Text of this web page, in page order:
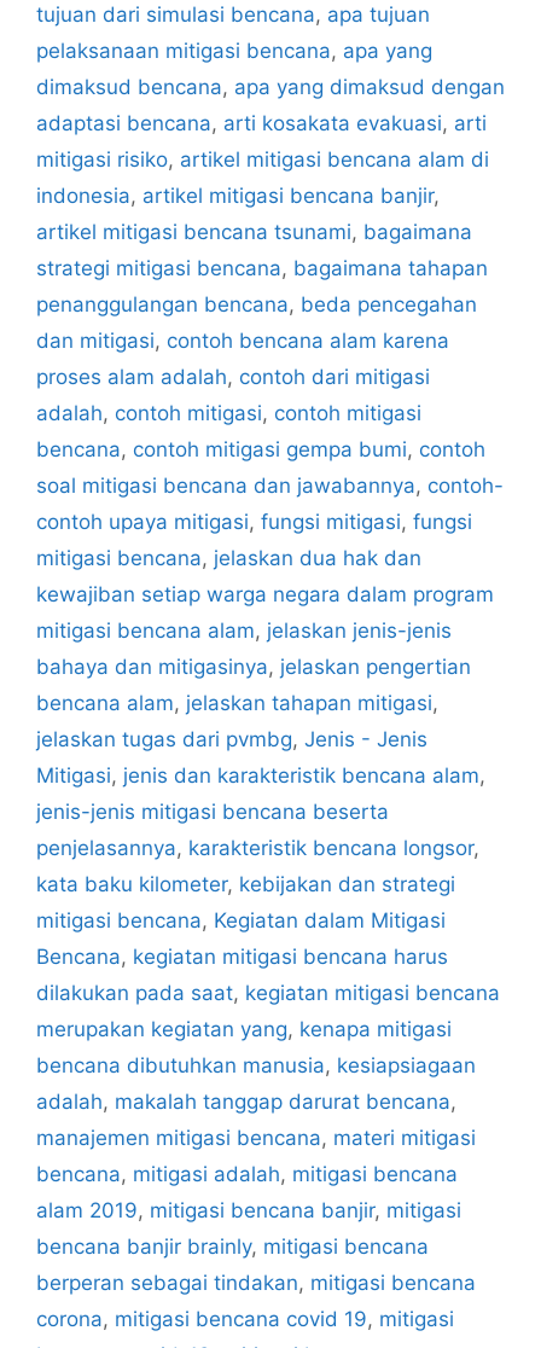
tujuan dari simulasi bencana, apa tujuan
pelaksanaan mitigasi bencana, apa yang
dimaksud bencana, apa yang dimaksud dengan
adaptasi bencana, arti kosakata evakuasi, arti
mitigasi risiko, artikel mitigasi bencana alam di
indonesia, artikel mitigasi bencana banjir,
artikel mitigasi bencana tsunami, bagaimana
strategi mitigasi bencana, bagaimana tahapan
penanggulangan bencana, beda pencegahan
dan mitigasi, contoh bencana alam karena
proses alam adalah, contoh dari mitigasi
adalah, contoh mitigasi, contoh mitigasi
bencana, contoh mitigasi gempa bumi, contoh
soal mitigasi bencana dan jawabannya, contoh-
contoh upaya mitigasi, fungsi mitigasi, fungsi
mitigasi bencana, jelaskan dua hak dan
kewajiban setiap warga negara dalam program
mitigasi bencana alam, jelaskan jenis-jenis
bahaya dan mitigasinya, jelaskan pengertian
bencana alam, jelaskan tahapan mitigasi,
jelaskan tugas dari pvmbg, Jenis - Jenis
Mitigasi, jenis dan karakteristik bencana alam,
jenis-jenis mitigasi bencana beserta
penjelasannya, karakteristik bencana longsor,
kata baku kilometer, kebijakan dan strategi
mitigasi bencana, Kegiatan dalam Mitigasi
Bencana, kegiatan mitigasi bencana harus
dilakukan pada saat, kegiatan mitigasi bencana
merupakan kegiatan yang, kenapa mitigasi
bencana dibutuhkan manusia, kesiapsiagaan
adalah, makalah tanggap darurat bencana,
manajemen mitigasi bencana, materi mitigasi
bencana, mitigasi adalah, mitigasi bencana
alam 2019, mitigasi bencana banjir, mitigasi
bencana banjir brainly, mitigasi bencana
berperan sebagai tindakan, mitigasi bencana
corona, mitigasi bencana covid 19, mitigasi